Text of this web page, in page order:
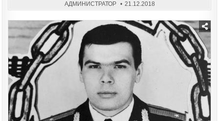
АДМИНИСТРАТОР 21.12.2018
Posted